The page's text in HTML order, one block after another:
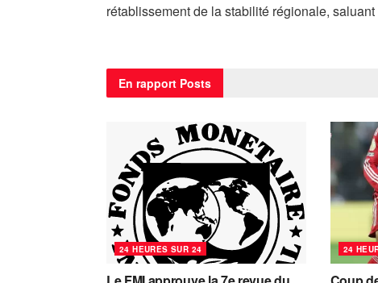
rétablissement de la stabilité régionale,
En rapport Posts
24 HEURES SUR 24 24